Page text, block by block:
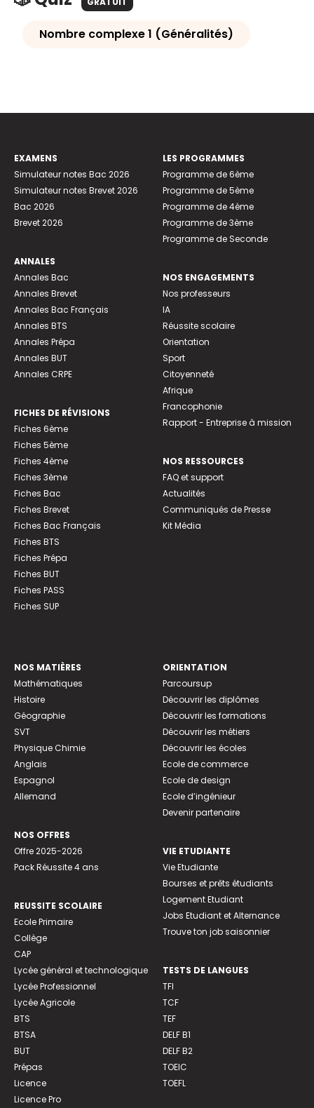
Nombre complexe 1 (Généralités)
EXAMENS
Simulateur notes Bac 2026
Simulateur notes Brevet 2026
Bac 2026
Brevet 2026
ANNALES
Annales Bac
Annales Brevet
Annales Bac Français
Annales BTS
Annales Prépa
Annales BUT
Annales CRPE
FICHES DE RÉVISIONS
Fiches 6ème
Fiches 5ème
Fiches 4ème
Fiches 3ème
Fiches Bac
Fiches Brevet
Fiches Bac Français
Fiches BTS
Fiches Prépa
Fiches BUT
Fiches PASS
Fiches SUP
LES PROGRAMMES
Programme de 6ème
Programme de 5ème
Programme de 4ème
Programme de 3ème
Programme de Seconde
NOS ENGAGEMENTS
Nos professeurs
IA
Réussite scolaire
Orientation
Sport
Citoyenneté
Afrique
Francophonie
Rapport - Entreprise à mission
NOS RESSOURCES
FAQ et support
Actualités
Communiqués de Presse
Kit Média
NOS MATIÈRES
Mathématiques
Histoire
Géographie
SVT
Physique Chimie
Anglais
Espagnol
Allemand
NOS OFFRES
Offre 2025-2026
Pack Réussite 4 ans
REUSSITE SCOLAIRE
Ecole Primaire
Collège
CAP
Lycée général et technologique
Lycée Professionnel
Lycée Agricole
BTS
BTSA
BUT
Prépas
Licence
Licence Pro
ORIENTATION
Parcoursup
Découvrir les diplômes
Découvrir les formations
Découvrir les métiers
Découvrir les écoles
Ecole de commerce
Ecole de design
Ecole d’ingénieur
Devenir partenaire
VIE ETUDIANTE
Vie Etudiante
Bourses et prêts étudiants
Logement Etudiant
Jobs Etudiant et Alternance
Trouve ton job saisonnier
TESTS DE LANGUES
TFI
TCF
TEF
DELF B1
DELF B2
TOEIC
TOEFL